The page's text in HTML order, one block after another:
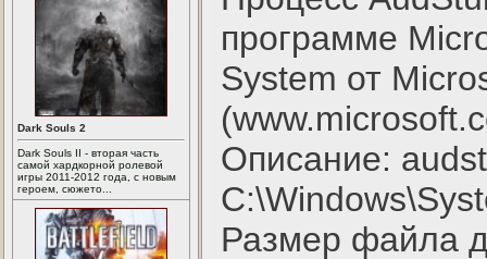
Dark Souls 2
Dark Souls II - вторая часть
самой хардкорной ролевой
игры 2011-2012 года, с новым
героем, сюжето...
программе
System от
Описание:
Размер файла